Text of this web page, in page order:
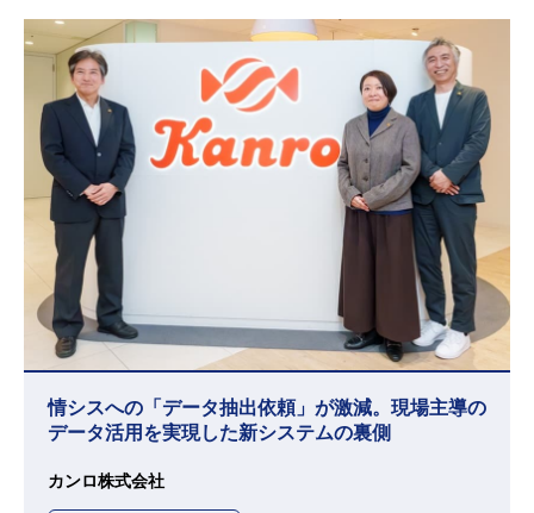
情シスへの「データ抽出依頼」が激減。現場主導の
データ活用を実現した新システムの裏側
カンロ株式会社